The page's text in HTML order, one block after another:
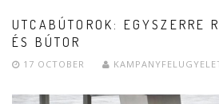
UTCABÚTOROK: EGYSZERRE
ÉS BÚTOR
17 OCTOBER